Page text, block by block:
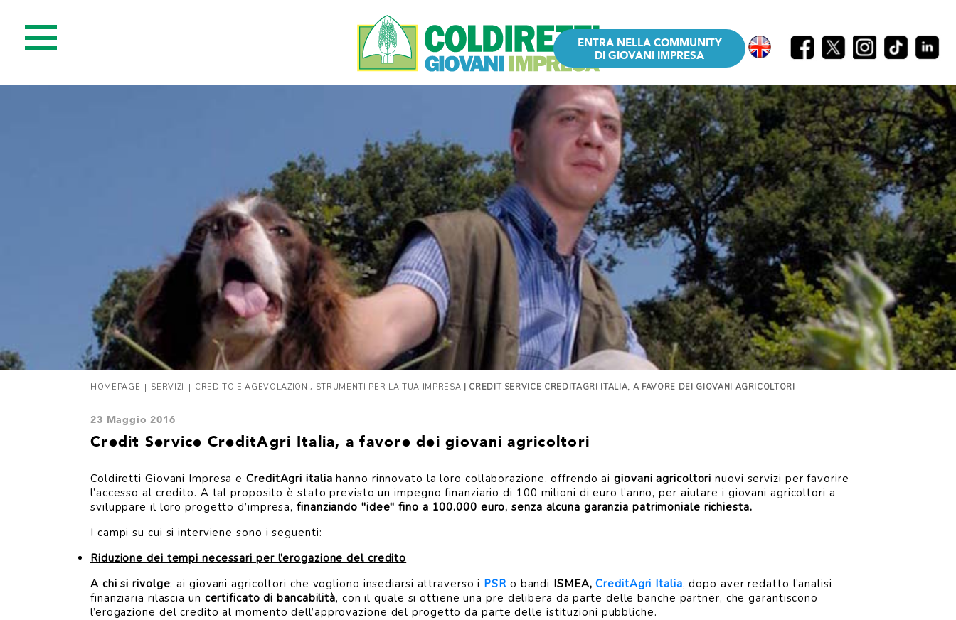
ENTRA NELLA COMMUNITY
DI GIOVANI IMPRESA
HOMEPAGE | SERVIZI | CREDITO E AGEVOLAZIONI, STRUMENTI PER LA TUA IMPRESA | CREDIT SERVICE CREDITAGRI ITALIA, A FAVORE DEI GIOVANI AGRICOLTORI
23 Maggio 2016
Credit Service CreditAgri Italia, a favore dei giovani agricoltori
Coldiretti Giovani Impresa eCreditAgri italia hanno rinnovato la loro collaborazione, offrendo aigiovani agricoltori nuovi servizi per favorire
l’accesso al credito. A tal proposito è stato previsto un impegno finanziario di 100 milioni di euro l’anno, per aiutare i giovani agricoltori a
sviluppare il loro progetto d’impresa,finanziando "idee" fino a 100.000 euro, senza alcuna garanzia patrimoniale richiesta.
I campi su cui si interviene sono i seguenti:
Riduzione dei tempi necessari per l’erogazione del credito
A chi si rivolge: ai giovani agricoltori che vogliono insediarsi attraverso i PSR o bandi ISMEA, CreditAgri Italia, dopo aver redatto l’analisi
finanziaria rilascia un certificato di bancabilità, con il quale si ottiene una pre delibera da parte delle banche partner, che garantiscono
l’erogazione del credito al momento dell’approvazione del progetto da parte delle istituzioni pubbliche.